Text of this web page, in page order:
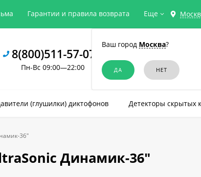
Ваш город Москва?
Гарантии и правила возврата Еще
8(800)511-57-07
Пн-Вс 09:00—22:00
(глушилки) диктофонов Детекторы скрытых
36"
Динамик-36"